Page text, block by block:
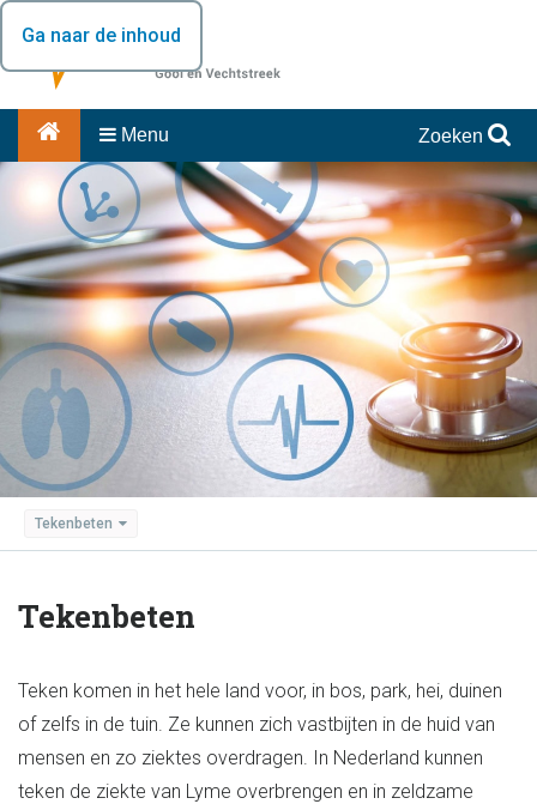
Ga naar de inhoud
Menu Zoeken
Tekenbeten
Tekenbeten
Teken komen in het hele land voor, in bos, park, hei, duinen
of zelfs in de tuin. Ze kunnen zich vastbijten in de huid van
mensen en zo ziektes overdragen. In Nederland kunnen
teken de ziekte van Lyme overbrengen en in zeldzame